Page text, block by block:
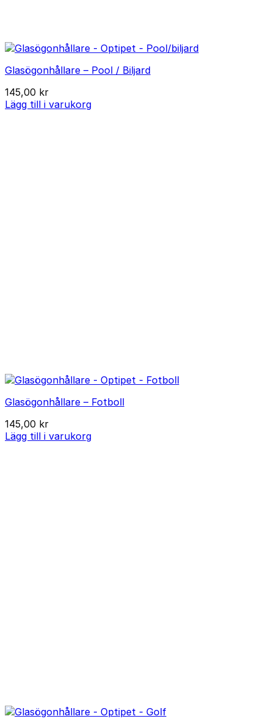
Glasögonhållare – Pool / Biljard
145,00 kr
Lägg till i varukorg
Glasögonhållare – Fotboll
145,00 kr
Lägg till i varukorg